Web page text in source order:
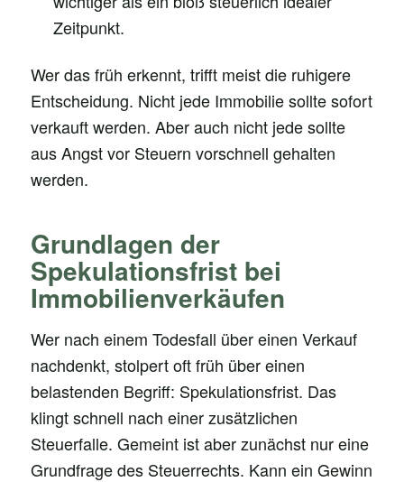
Zeitpunkt.
Wer das früh erkennt, trifft meist die ruhigere
Entscheidung. Nicht jede Immobilie sollte sofort
verkauft werden. Aber auch nicht jede sollte
aus Angst vor Steuern vorschnell gehalten
werden.
Grundlagen der
Spekulationsfrist bei
Immobilienverkäufen
Wer nach einem Todesfall über einen Verkauf
nachdenkt, stolpert oft früh über einen
belastenden Begriff: Spekulationsfrist. Das
klingt schnell nach einer zusätzlichen
Steuerfalle. Gemeint ist aber zunächst nur eine
Grundfrage des Steuerrechts. Kann ein Gewinn